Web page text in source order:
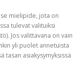
mielipide, jota on
tulevat valituiksi
Jos valittavana on vain
yli puolet annetuista
tasan asiakysymyksissä